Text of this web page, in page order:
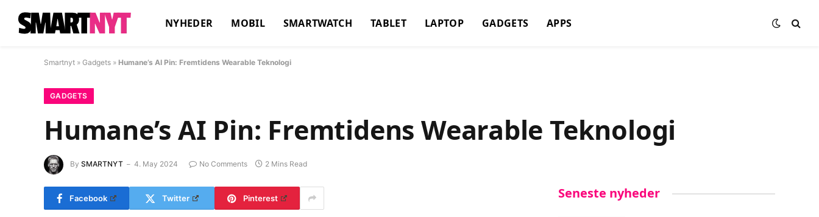
NYHEDER MOBIL SMARTWATCH TABLET LAPTOP GADGETS APPS
Smartnyt » Gadgets » Humane’s AI Pin: Fremtidens Wearable Teknologi
GADGETS
Humane’s AI Pin: Fremtidens Wearable Teknologi
By SMARTNYT 4. May 2024 No Comments 2 Mins Read
Facebook Twitter Pinterest Seneste nyheder